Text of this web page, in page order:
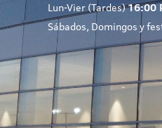
Lun-Vier (Tardes)16:00
Sábados, Domingos y